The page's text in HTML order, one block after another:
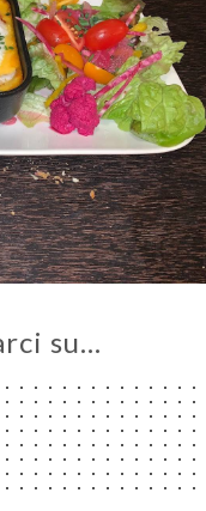
su…